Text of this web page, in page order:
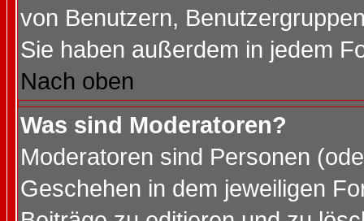
von Benutzern,
Sie haben außerdem in jedem
Nach oben
Was sind Moderatoren?
Moderatoren sind Personen
Geschehen in dem jeweiligen